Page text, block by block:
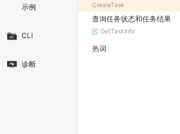
示例
CLI
诊断
CreateTask
查询任务状态和任务结果
GetTaskInfo
热词